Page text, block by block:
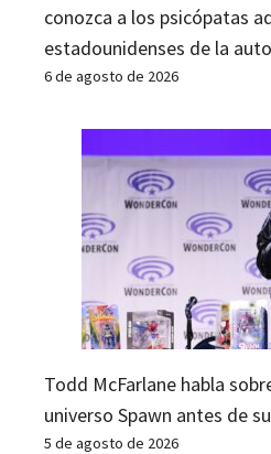
conozca a los psicópatas
estadounidenses de la
6 de agosto de 2026
Todd McFarlane habla
universo Spawn antes de
5 de agosto de 2026